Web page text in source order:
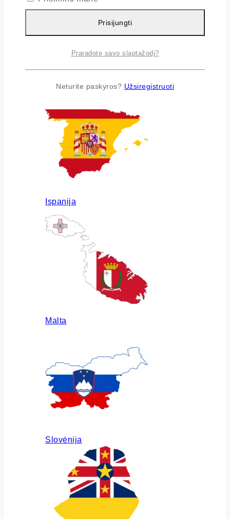
Airija
Ispanija
Malta
Slovėnija
Prisijungti
Praradote savo slaptažodį?
Neturite paskyros? Užsiregistruoti